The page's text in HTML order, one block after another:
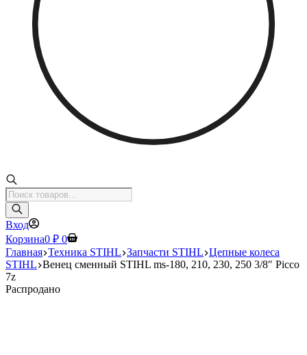
Поиск
товаров
Вход
Корзина0 ₽ 0
Главная Техника STIHL Запчасти STIHL Цепные колеса
STIHL Венец сменный STIHL ms-180, 210, 230, 250 3/8″ Picco
7z
Распродано